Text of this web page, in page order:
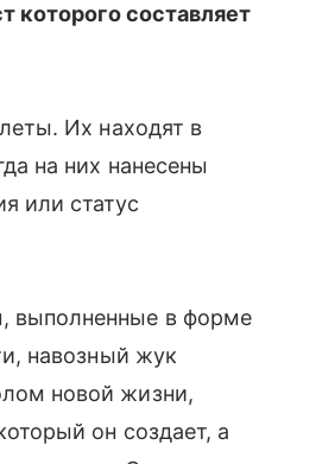
которого составляет
Их находят в
на них нанесены
или статус
выполненные в форме
навозный жук
новой жизни,
он создает, а